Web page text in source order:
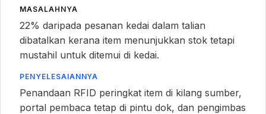
MASALAHNYA
22% daripada pesanan kedai dalam talian
dibatalkan kerana item menunjukkan stok tetapi
mustahil untuk ditemui di kedai.
PENYELESAIANNYA
Penandaan RFID peringkat item di kilang sumber,
portal pembaca tetap di pintu dok, dan pengimbas